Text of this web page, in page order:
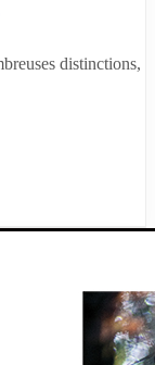
distinctions,